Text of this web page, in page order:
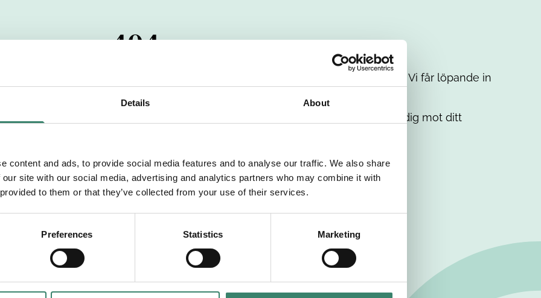
Details About
content and ads, to provide social media features and to analyse our traffic. We also share
site with our social media, advertising and analytics partners who may combine it with
to them or that they’ve collected from your use of their services.
Preferences Statistics Marketing
404
har passerats. Vi uppskattar verkligen ditt intresse. Misströsta inte. Vi får löpande in
dig med mer information om våra aktuella uppdrag. Tillsammans matchar vi dig mot ditt
Tillbaka till Sverek